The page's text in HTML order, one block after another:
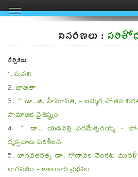
వివరణలు :
శీర్షికలు
మనవి
జాబితా
^ డా. జి. హేమావతి, - బమ్మెర పోతన
సామాజిక వైశిష్ట్యం
^ డా.. యడవల్లి పరమేశ్వరయ్య -
దృక్పదాలు పరిశీలన
భాగవతరత్న డా. గోదావరి వెంకట
భాగవతం - అలంకార వైభవం